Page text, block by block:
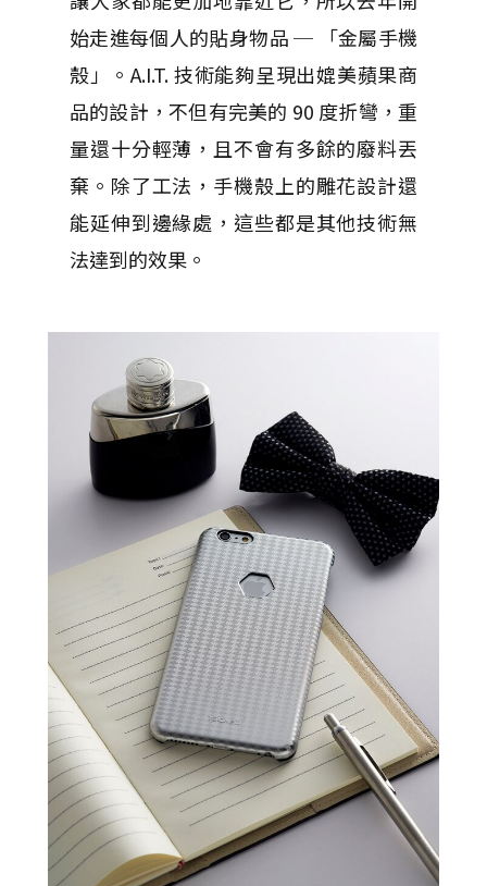
始走進每個人的貼身物品 ─ 「金屬手機
殼」。A.I.T. 技術能夠呈現出媲美蘋果商
品的設計，不但有完美的 90 度折彎，重
量還十分輕薄，且不會有多餘的廢料丟
棄。除了工法，手機殼上的雕花設計還
能延伸到邊緣處，這些都是其他技術無
法達到的效果。